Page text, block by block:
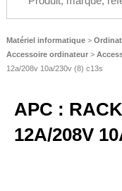
Matériel informatique >
Accessoire ordinateur >
12a/208v 10a/230v (8) c13s
APC :
12A/208V